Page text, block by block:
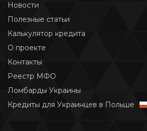
Новости
Полезные статьи
Калькулятор кредита
О проекте
Контакты
Реестр МФО
Ломбарды Украины
Кредиты для Украинцев в Польше